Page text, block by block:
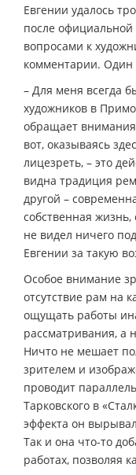
Евгении удалось
после официальной
вопросами к
комментарии. Один
– Для меня всегда
художников в
обращает
вот, оказываясь
лицезреть, – это
видна традиция
другой –
собственная
не видел ничего
Евгении за такую
Особое внимание
отсутствие рам на
ощущать работы
рассматривания, а
Ничто не мешает
зрителем и
проводит
Тарковского в
эффекта он
Так и она что-то
работах, позволяя